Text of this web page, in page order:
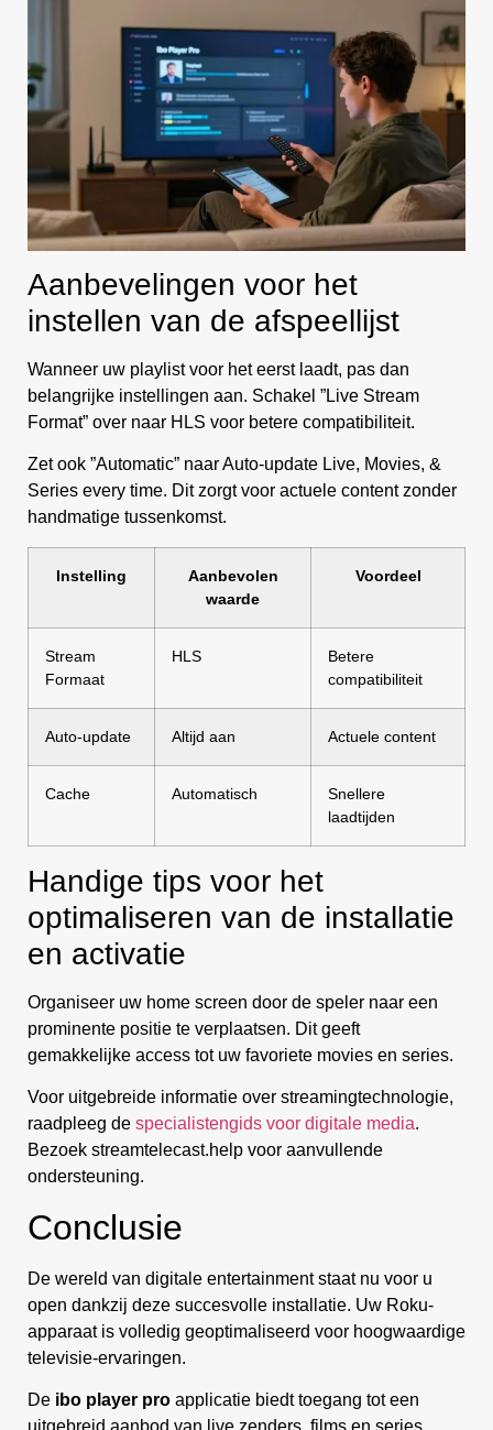
Aanbevelingen voor het
instellen van de afspeellijst
Wanneer uw playlist voor het eerst laadt, pas dan
belangrijke instellingen aan. Schakel ”Live Stream
Format” over naar HLS voor betere compatibiliteit.
Zet ook ”Automatic” naar Auto-update Live, Movies, &
Series every time. Dit zorgt voor actuele content zonder
handmatige tussenkomst.
Instelling
Aanbevolen
waarde
Voordeel
Stream
Formaat
HLS
Betere
compatibiliteit
Auto-update Altijd aan Actuele content
Cache Automatisch
Snellere
laadtijden
Handige tips voor het
optimaliseren van de installatie
en activatie
Organiseer uw home screen door de speler naar een
prominente positie te verplaatsen. Dit geeft
gemakkelijke access tot uw favoriete movies en series.
Voor uitgebreide informatie over streamingtechnologie,
raadpleeg de specialistengids voor digitale media.
Bezoek streamtelecast.help voor aanvullende
ondersteuning.
Conclusie
De wereld van digitale entertainment staat nu voor u
open dankzij deze succesvolle installatie. Uw Roku-
apparaat is volledig geoptimaliseerd voor hoogwaardige
televisie-ervaringen.
De ibo player pro applicatie biedt toegang tot een
uitgebreid aanbod van live zenders, films en series.